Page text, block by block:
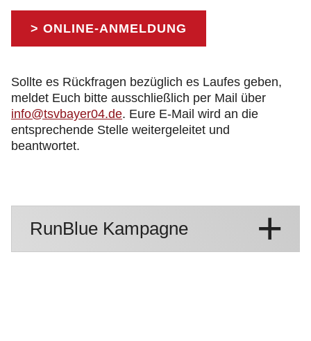
> ONLINE-ANMELDUNG
Sollte es Rückfragen bezüglich es Laufes geben,
meldet Euch bitte ausschließlich per Mail über
info@tsvbayer04.de. Eure E-Mail wird an die
entsprechende Stelle weitergeleitet und
beantwortet.
RunBlue Kampagne